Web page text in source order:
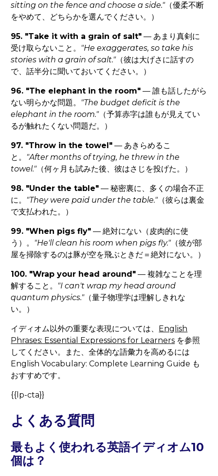
sitting on the fence and choose a side."（優柔不断
をやめて、どちらかを選んでください。）
95. "Take it with a grain of salt" — あまり真剣に
受け取らないこと。 "He exaggerates, so take his
stories with a grain of salt."（彼は大げさに話すの
で、話半分に聞いておいてください。）
96. "The elephant in the room" — 誰も話したがら
ない明らかな問題。 "The budget deficit is the
elephant in the room."（予算赤字は誰もが見えてい
るが触れたくない問題だ。）
97. "Throw in the towel" — あきらめるこ
と。 "After months of trying, he threw in the
towel."（何ヶ月も試みた後、彼はさじを投げた。）
98. "Under the table" — 秘密裏に、多くの場合不正
に。 "They were paid under the table."（彼らは裏金
で支払われた。）
99. "When pigs fly" — 絶対にない（皮肉的に使
う）。 "He'll clean his room when pigs fly."（彼が部
屋を掃除するのは豚が空を飛ぶときだ＝絶対にない。）
100. "Wrap your head around" — 複雑なことを理
解すること。 "I can't wrap my head around
quantum physics."（量子物理学は理解しきれな
い。）
イディオム以外の重要な表現については、
English
Phrases: Essential Expressions for Learners を参照
してください。また、全体的な語彙力を高めるには
English Vocabulary: Complete Learning Guide も
おすすめです。
{{lp-cta}}
よくある質問
最もよく使われる英語イディオム10
個は？